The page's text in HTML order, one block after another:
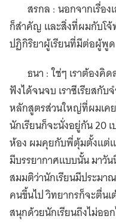
สรกล : นอกจากเรื่อ
ก็สำคัญ และสิ่งที่ผมกับโจ้
ปฏิกิริยาผู้เรียนที่มีต่อผู้พูด
ธนา : ใช่ๆ เราต้องคิ
ฟังได้จนจบ เราซีเรียสกับ
หลักสูตรส่วนใหญ่ที่ผมเคย
นักเรียนก็จะนั่งอยู่กัน 20
ห้อง ผมคุยกับพี่ตุ้มตั้งแต่แร
มีบรรยากาศแบบนั้น มาวัน
สมมติว่านักเรียนมีประม
คนขึ้นไป วิทยากรก็จะตื่น
สนุกด้วยนักเรียนถึงไม่ออ